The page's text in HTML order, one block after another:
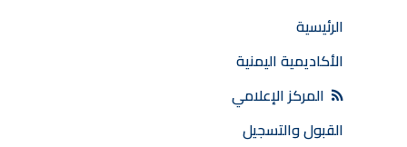
الرئيسية
الأكاديمية اليمنية
المركز الإعلامي
القبول والتسجيل